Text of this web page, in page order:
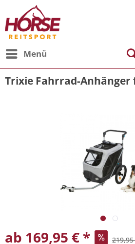
Menü
Trixie Fahrrad-Anhänger
ab 169,95 € *